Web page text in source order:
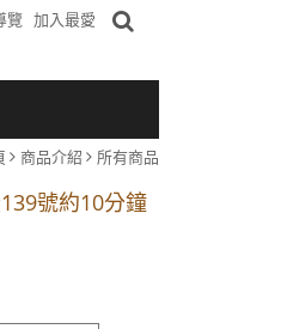
覽 加入最愛
商品介紹 所有商品
口)門口可停車
號約10分鐘
號約10分鐘